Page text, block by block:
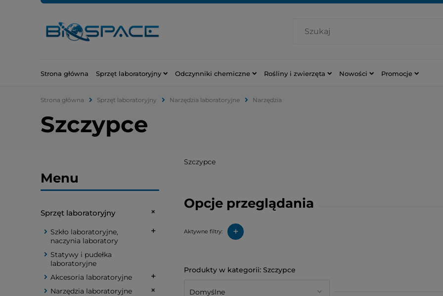
Strona główna Sprzęt laboratoryjny Odczynniki chemiczne Rośliny i zwierzęta Nowości Promocje
Strona główna Sprzęt laboratoryjny Narzędzia laboratoryjne Narzędzia
Szczypce
Menu
Sprzęt laboratoryjny
Szkło laboratoryjne,
naczynia laboratory
Statywy i pudełka
laboratoryjne
Akcesoria laboratoryjne
Narzędzia laboratoryjne
Opcje przeglądania
Aktywne filtry: +
Szczypce
Szczypce